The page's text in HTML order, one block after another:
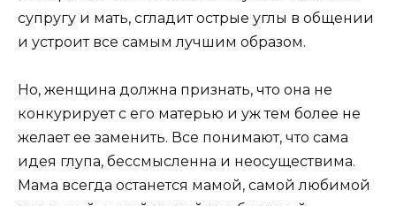
супругу и мать, сгладит острые углы в общении
и устроит все самым лучшим образом.
Но, женщина должна признать, что она не
конкурирует с его матерью и уж тем более не
желает ее заменить. Все понимают, что сама
идея глупа, бессмысленна и неосуществима.
Мама всегда останется мамой, самой любимой